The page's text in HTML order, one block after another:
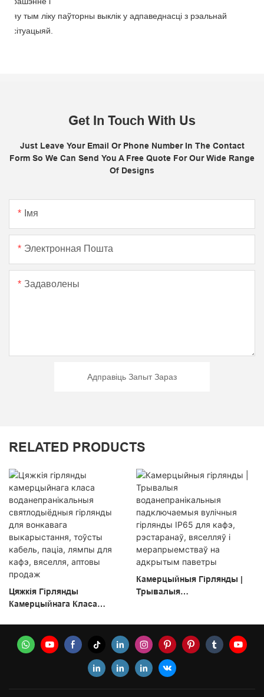
яу тым ліку паўторны выклік у адпаведнасці з рэальнай
сітуацыяй.
Get In Touch With Us
Just Leave Your Email Or Phone Number In The Contact
Form So We Can Send You A Free Quote For Our Wide Range
Of Designs
Імя
Электронная Пошта
Задаволены
Адправіць Запыт Зараз
RELATED PRODUCTS
Цяжкія Гірлянды
Камерцыйнага Класа
Для Вонкавага
Выкарыстання, Тоўсты
Кабель, Паціа, Лямпы Для
Кафэ, Вяселля, Аптовы
Продаж
Камерцыйныя Гірлянды |
Трывалыя
Рэстаранаў, Вяселляў І
Мерапрыемстваў На
Адкрытым Паветры